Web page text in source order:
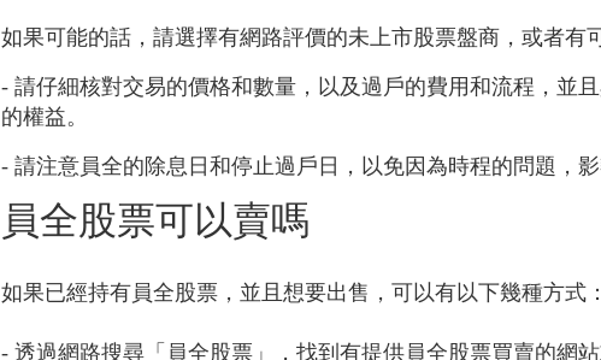
如果可能的話，請選擇有網路評價的未上市股票盤商，或者有
- 請仔細核對交易的價格和數量，以及過戶的費用和流程，並
的權益。
- 請注意員全的除息日和停止過戶日，以免因為時程的問題，
員全股票可以賣嗎
如果已經持有員全股票，並且想要出售，可以有以下幾種方式：
- 透過網路搜尋「員全股票」，找到有提供員全股票買賣的網